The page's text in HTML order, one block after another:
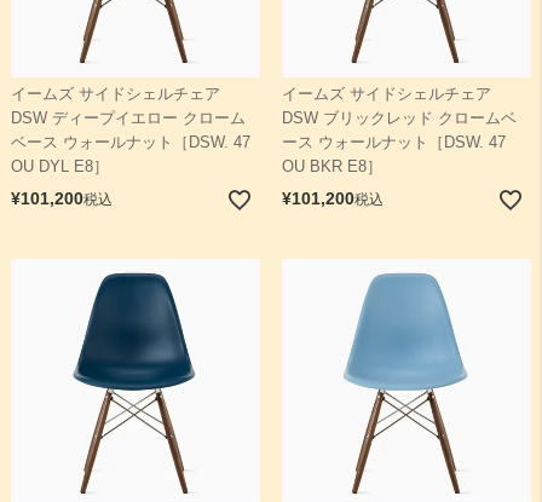
イームズ サイドシェルチェア
DSW ディープイエロー クローム
ベース ウォールナット［DSW. 47
OU DYL E8］
¥101,200税込
イームズ サイドシェルチェア
DSW ブリックレッド クロームベ
ース ウォールナット［DSW. 47
OU BKR E8］
¥101,200税込